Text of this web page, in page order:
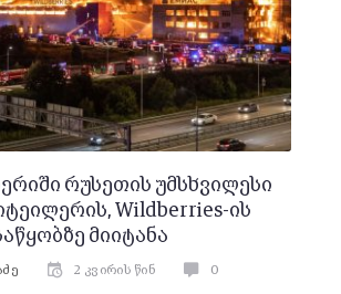
რუსეთის უმსხვილესი
Wildberries-ის
მიიტანა
2 კვირის წინ 0